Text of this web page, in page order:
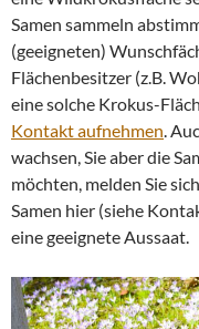
Samen sammeln
(geeigneten)
Flächenbesitzer (z.B.
eine solche Krokus-
Kontakt aufnehmen.
wachsen, Sie aber die
möchten, melden Sie
Samen hier (siehe
eine geeignete Aussaat.